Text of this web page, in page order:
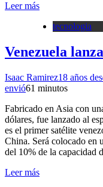
Leer más
tecnologia
Venezuela
Isaac Ramirez18 años
envió61 minutos
Fabricado en Asia con
dólares, fue lanzado al
es el primer satélite
China. Será colocado en
del 10% de la
Leer más